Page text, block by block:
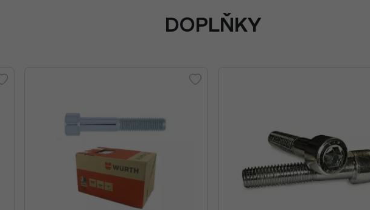
DOPLŇKY